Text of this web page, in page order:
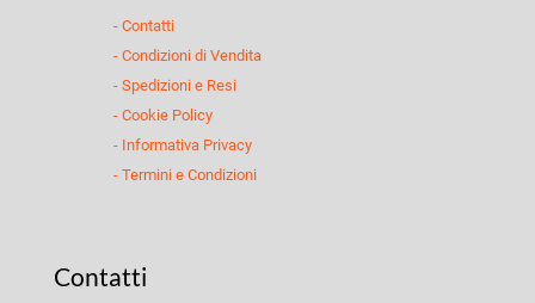
- Contatti
- Condizioni di Vendita
- Spedizioni e Resi
- Cookie Policy
- Informativa Privacy
- Termini e Condizioni
Contatti